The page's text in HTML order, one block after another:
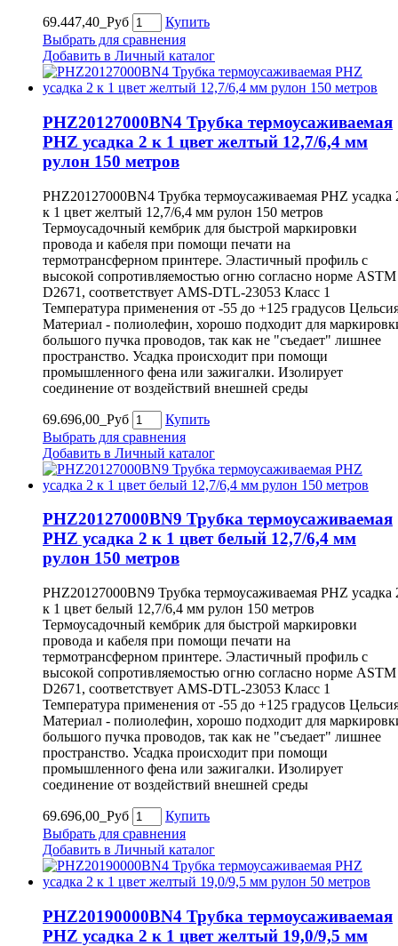
69.447,40_Руб
Купить
Выбрать для сравнения
Добавить в Личный каталог
PHZ20127000BN4 Трубка термоусаживаемая
PHZ усадка 2 к 1 цвет желтый 12,7/6,4 мм
рулон 150 метров
PHZ20127000BN4 Трубка термоусаживаемая PHZ усадка
к 1 цвет желтый 12,7/6,4 мм рулон 150 метров
Термоусадочный кембрик для быстрой маркировки
провода и кабеля при помощи печати на
термотрансферном принтере. Эластичный профиль с
высокой сопротивляемостью огню согласно норме ASTM
D2671, соответствует AMS-DTL-23053 Класс 1
Температура применения от -55 до +125 градусов
Материал - полиолефин, хорошо подходит для
большого пучка проводов, так как не "съедает" лишнее
пространство. Усадка происходит при помощи
промышленного фена или зажигалки. Изолирует
соединение от воздействий внешней среды
69.696,00_Руб
Купить
Выбрать для сравнения
Добавить в Личный каталог
PHZ20127000BN9 Трубка термоусаживаемая
PHZ усадка 2 к 1 цвет белый 12,7/6,4 мм
рулон 150 метров
PHZ20127000BN9 Трубка термоусаживаемая PHZ усадка
к 1 цвет белый 12,7/6,4 мм рулон 150 метров
Термоусадочный кембрик для быстрой маркировки
провода и кабеля при помощи печати на
термотрансферном принтере. Эластичный профиль с
высокой сопротивляемостью огню согласно норме ASTM
D2671, соответствует AMS-DTL-23053 Класс 1
Температура применения от -55 до +125 градусов
Материал - полиолефин, хорошо подходит для
большого пучка проводов, так как не "съедает" лишнее
пространство. Усадка происходит при помощи
промышленного фена или зажигалки. Изолирует
соединение от воздействий внешней среды
69.696,00_Руб
Купить
Выбрать для сравнения
Добавить в Личный каталог
PHZ20190000BN4 Трубка термоусаживаемая
PHZ усадка 2 к 1 цвет желтый 19,0/9,5 мм